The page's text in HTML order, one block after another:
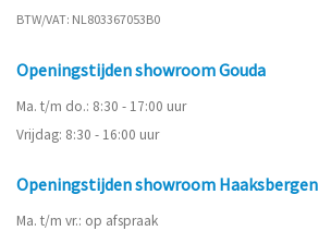
BTW/VAT: NL803367053B0
Openingstijden showroom Gouda
Ma. t/m do.: 8:30 - 17:00 uur
Vrijdag: 8:30 - 16:00 uur
Openingstijden showroom Haaksbergen
Ma. t/m vr.: op afspraak